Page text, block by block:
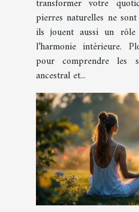
transformer votre
pierres naturelles ne
ils jouent aussi un
l’harmonie intérieure.
pour comprendre les
ancestral et...